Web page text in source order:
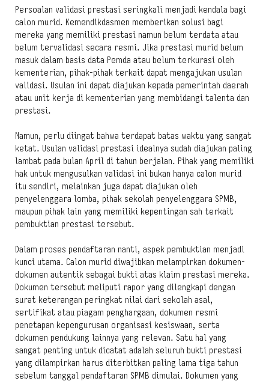
Persoalan validasi prestasi seringkali menjadi kendala bagi
calon murid. Kemendikdasmen memberikan solusi bagi
mereka yang memiliki prestasi namun belum terdata atau
belum tervalidasi secara resmi. Jika prestasi murid belum
masuk dalam basis data Pemda atau belum terkurasi oleh
kementerian, pihak-pihak terkait dapat mengajukan usulan
validasi. Usulan ini dapat diajukan kepada pemerintah daerah
atau unit kerja di kementerian yang membidangi talenta dan
prestasi.
Namun, perlu diingat bahwa terdapat batas waktu yang sangat
ketat. Usulan validasi prestasi idealnya sudah diajukan paling
lambat pada bulan April di tahun berjalan. Pihak yang memiliki
hak untuk mengusulkan validasi ini bukan hanya calon murid
itu sendiri, melainkan juga dapat diajukan oleh
penyelenggara lomba, pihak sekolah penyelenggara SPMB,
maupun pihak lain yang memiliki kepentingan sah terkait
pembuktian prestasi tersebut.
Dalam proses pendaftaran nanti, aspek pembuktian menjadi
kunci utama. Calon murid diwajibkan melampirkan dokumen-
dokumen autentik sebagai bukti atas klaim prestasi mereka.
Dokumen tersebut meliputi rapor yang dilengkapi dengan
surat keterangan peringkat nilai dari sekolah asal,
sertifikat atau piagam penghargaan, dokumen resmi
penetapan kepengurusan organisasi kesiswaan, serta
dokumen pendukung lainnya yang relevan. Satu hal yang
sangat penting untuk dicatat adalah seluruh bukti prestasi
yang dilampirkan harus diterbitkan paling lama tiga tahun
sebelum tanggal pendaftaran SPMB dimulai. Dokumen yang